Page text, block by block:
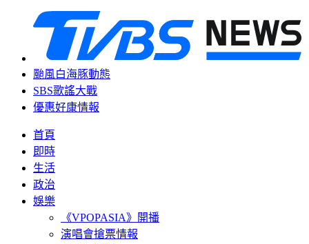
颱風白海豚動態
SBS歌謠大戰
優惠好康情報
首頁
即時
生活
政治
娛樂
《VPOPASIA》開播
演唱會搶票情報